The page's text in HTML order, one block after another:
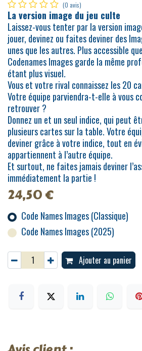
(0 avis)
La version image du jeu culte
Laissez-vous tenter par la version
jouer, devinez ou faites deviner des
unes que les autres. Plus accessible
Codenames Images garde la même
étant plus visuel.
Vous et votre rival connaissez les 20
Votre équipe parviendra-t-elle à vous
retrouver ?
Donnez un et un seul indice, qui peut
plusieurs cartes sur la table. Votre
deviner grâce à votre indice, tout en
appartiennent à l’autre équipe.
Et surtout, ne faites jamais deviner
immédiatement la partie !
24,50€
Code Names Images (Classique)
Code Names Images (2025)
Ajouter au panier